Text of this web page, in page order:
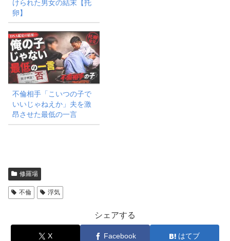
けられた男女の結末【托
卵】
不倫相手「こいつの子で
いいじゃねえか」夫を激
昂させた最低の一言
修羅場
不倫 浮気
シェアする
X Facebook はてブ